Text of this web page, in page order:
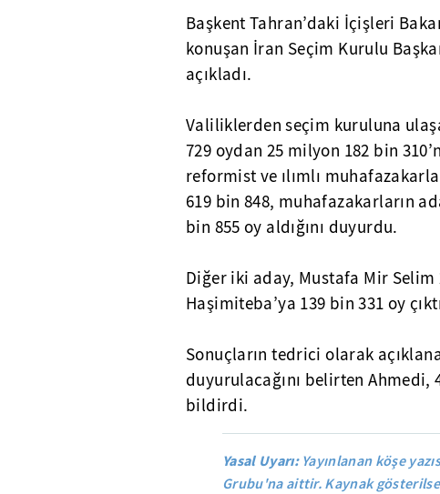
Başkent Tahran’daki İçişleri
konuşan İran Seçim Kurulu
açıkladı.
Valiliklerden seçim kuruluna
729 oydan 25 milyon 182 bin
reformist ve ılımlı
619 bin 848, muhafazakarların
bin 855 oy aldığını duyurdu.
Diğer iki aday, Mustafa Mir Selim
Haşimiteba’ya 139 bin 331 oy
Sonuçların tedrici olarak
duyurulacağını belirten Ahmedi,
bildirdi.
Yasal Uyarı:Yayınlanan köşe
Grubu'na aittir. Kaynak